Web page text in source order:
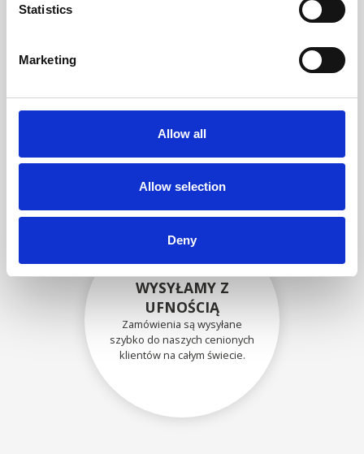
Statistics
Marketing
Allow all
Allow selection
Deny
BEZPIECZNIE
ZAPAKOWANE
Każda pojedyncza część jest
użyciu odpowiednich
materiałów.
WYSYŁAMY Z
UFNOŚCIĄ
Zamówienia są wysyłane
szybko do naszych cenionych
klientów na całym świecie.